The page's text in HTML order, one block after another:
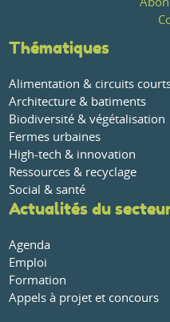
Thématiques
Alimentation & circuits
Architecture & batiments
Biodiversité & végétalisation
Fermes urbaines
High-tech & innovation
Ressources & recyclage
Social & santé
Actualités du
Agenda
Emploi
Formation
Appels à projet et concours